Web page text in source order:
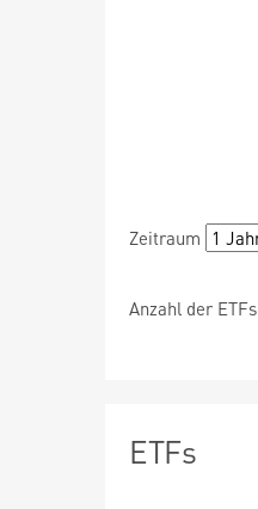
Zeitraum
Anzahl der ETFs
ETFs